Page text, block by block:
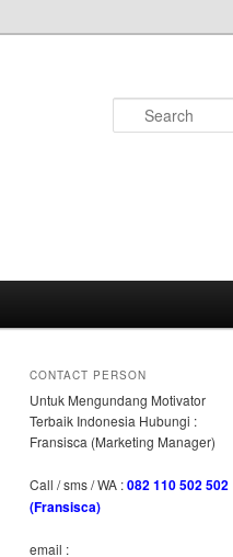
CONTACT PERSON
Untuk Mengundang Motivator
Terbaik Indonesia Hubungi :
Fransisca (Marketing Manager)
Call / sms / WA :082 110 502 502
(Fransisca)
email :